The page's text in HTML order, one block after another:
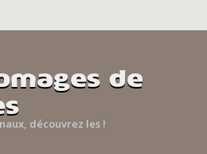
de
découvrez les !